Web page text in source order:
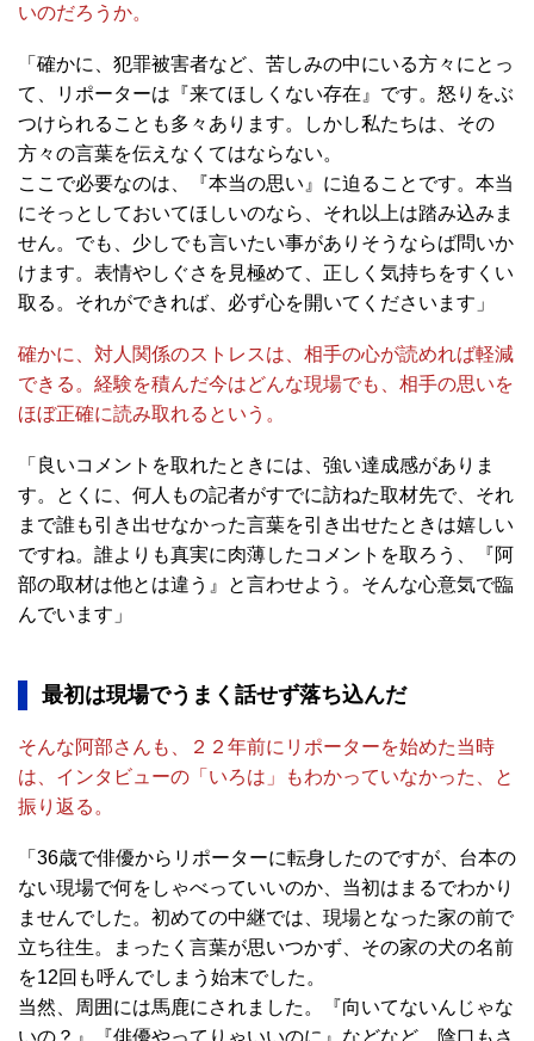
いのだろうか。
「確かに、犯罪被害者など、苦しみの中にいる方々にとっ
て、リポーターは『来てほしくない存在』です。怒りをぶ
つけられることも多々あります。しかし私たちは、その
方々の言葉を伝えなくてはならない。
ここで必要なのは、『本当の思い』に迫ることです。本当
にそっとしておいてほしいのなら、それ以上は踏み込みま
せん。でも、少しでも言いたい事がありそうならば問いか
けます。表情やしぐさを見極めて、正しく気持ちをすくい
取る。それができれば、必ず心を開いてくださいます」
確かに、対人関係のストレスは、相手の心が読めれば軽減
できる。経験を積んだ今はどんな現場でも、相手の思いを
ほぼ正確に読み取れるという。
「良いコメントを取れたときには、強い達成感がありま
す。とくに、何人もの記者がすでに訪ねた取材先で、それ
まで誰も引き出せなかった言葉を引き出せたときは嬉しい
ですね。誰よりも真実に肉薄したコメントを取ろう、『阿
部の取材は他とは違う』と言わせよう。そんな心意気で臨
んでいます」
最初は現場でうまく話せず落ち込んだ
そんな阿部さんも、２２年前にリポーターを始めた当時
は、インタビューの「いろは」もわかっていなかった、と
振り返る。
「36歳で俳優からリポーターに転身したのですが、台本の
ない現場で何をしゃべっていいのか、当初はまるでわかり
ませんでした。初めての中継では、現場となった家の前で
立ち往生。まったく言葉が思いつかず、その家の犬の名前
を12回も呼んでしまう始末でした。
当然、周囲には馬鹿にされました。『向いてないんじゃな
いの？』『俳優やってりゃいいのに』などなど、陰口もさ